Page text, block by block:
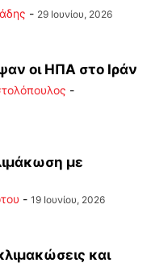
- 29 Ιουνίου, 2026
οι ΗΠΑ στο Ιράν
-
με
- 19 Ιουνίου, 2026
και